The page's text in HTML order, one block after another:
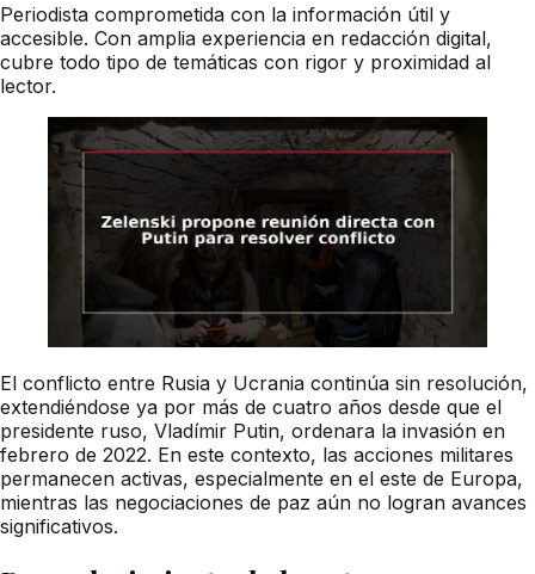
Periodista comprometida con la información útil y
accesible. Con amplia experiencia en redacción digital,
cubre todo tipo de temáticas con rigor y proximidad al
lector.
El conflicto entre Rusia y Ucrania continúa sin resolución,
extendiéndose ya por más de cuatro años desde que el
presidente ruso, Vladímir Putin, ordenara la invasión en
febrero de 2022. En este contexto, las acciones militares
permanecen activas, especialmente en el este de Europa,
mientras las negociaciones de paz aún no logran avances
significativos.